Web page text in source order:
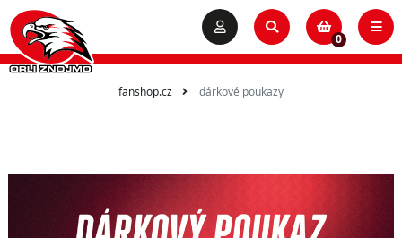
0
fanshop.cz dárkové poukazy